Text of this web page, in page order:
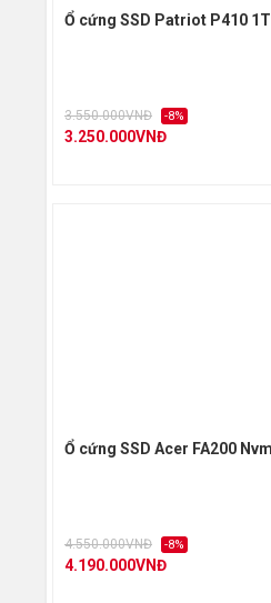
Ổ cứng SSD Patriot P410
3.550.000VNĐ -8%
3.250.000VNĐ
Ổ cứng SSD Acer FA200
4.550.000VNĐ -8%
4.190.000VNĐ